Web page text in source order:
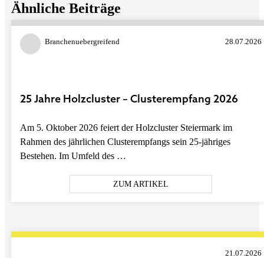
Ähnliche Beiträge
Branchenuebergreifend 28.07.2026
25 Jahre Holzcluster – Clusterempfang 2026
Am 5. Oktober 2026 feiert der Holzcluster Steiermark im
Rahmen des jährlichen Clusterempfangs sein 25-jähriges
Bestehen. Im Umfeld des …
ZUM ARTIKEL
21.07.2026